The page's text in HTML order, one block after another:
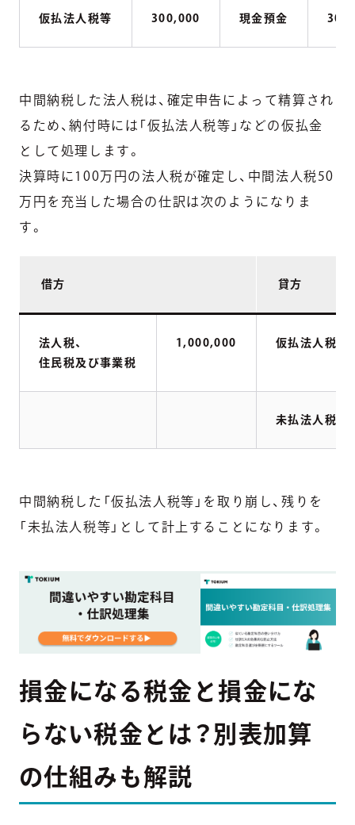
仮払法人税等 300,000 現金預金
中間納税した法人税は、確定申告によって精算され
るため、納付時には「仮払法人税等」などの仮払金
として処理します。
決算時に100万円の法人税が確定し、中間法人税50
万円を充当した場合の仕訳は次のようになりま
す。
借方 貸方
法人税、
住民税及び事業税
1,000,000 仮払法人税等
未払法人税等
中間納税した「仮払法人税等」を取り崩し、残りを
「未払法人税等」として計上することになります。
損金になる税金と損金にな
らない税金とは？別表加算
の仕組みも解説